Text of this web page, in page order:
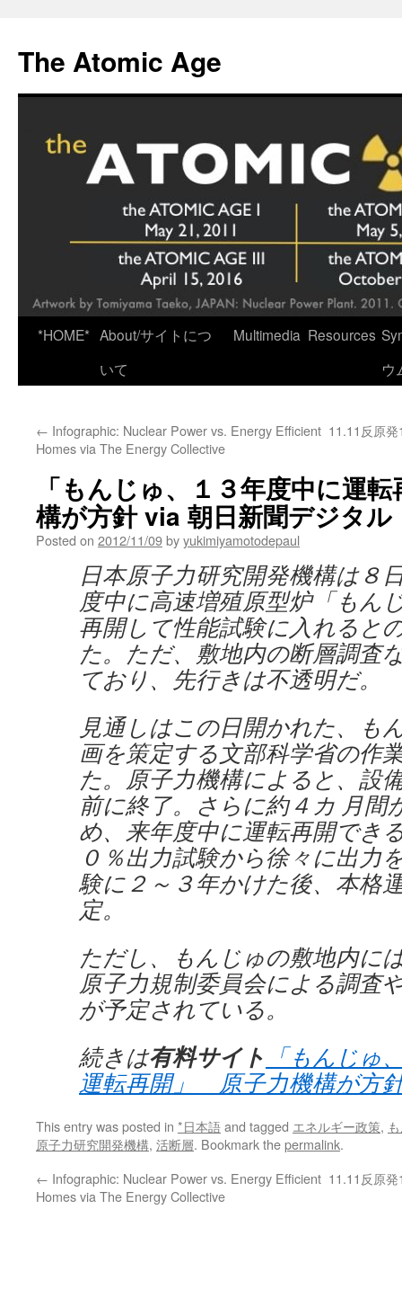
content
The Atomic Age
*HOME* About/サイトにつ
いて
Multimedia Resources
ウ
← Infographic: Nuclear Power vs. Energy Efficient
Homes via The Energy Collective
11.11反原
「もんじゅ、１３年度中に運
構が方針 via 朝日新聞デジタル
Posted on 2012/11/09byyukimiyamotodepaul
日本原子力研究開発機構は８
度中に高速増殖原型炉「もん
再開して性能試験に入れると
た。ただ、敷地内の断層調査
ており、先行きは不透明だ。
見通しはこの日開かれた、も
画を策定する文部科学省の作
た。原子力機構によると、設
前に終了。さらに約４カ 月間
め、来年度中に運転再開でき
０％出力試験から徐々に出力
験に２～３年かけた後、本格
定。
ただし、もんじゅの敷地内に
原子力規制委員会による調査
が予定されている。
続きは有料サイト 「もんじゅ
運転再開」 原子力機構が方
This entry was posted in *日本語and tagged エネルギー政策,
原子力研究開発機構, 活断層. Bookmark thepermalink.
← Infographic: Nuclear Power vs. Energy Efficient
Homes via The Energy Collective
11.11反原